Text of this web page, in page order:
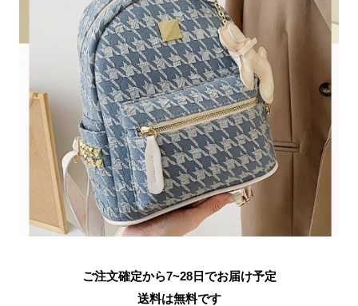
ご注文確定から7~28日でお届け予定
送料は無料です